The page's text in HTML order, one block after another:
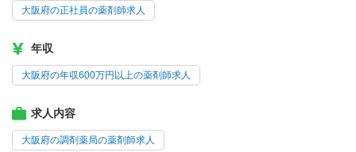
大阪府の正社員の薬剤師求人
年収
大阪府の年収600万円以上の薬剤師求人
求人内容
大阪府の調剤薬局の薬剤師求人